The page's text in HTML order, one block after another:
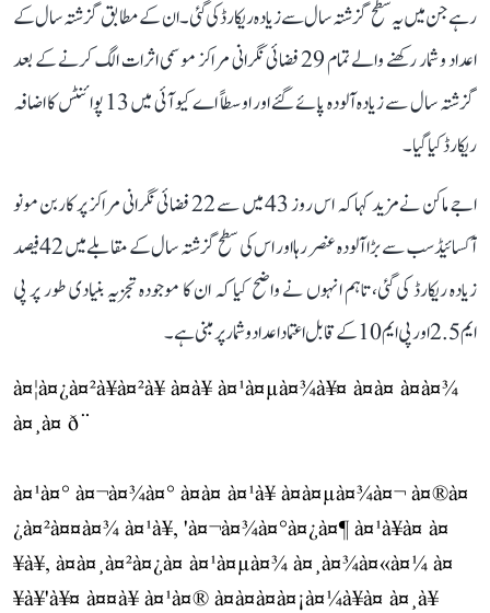
رہے جن میں یہ سطح گزشتہ سال سے زیادہ ریکارڈ کی گئی۔ ان کے مطابق گزشتہ سال کے
اعداد و شمار رکھنے والے تمام 29 فضائی نگرانی مراکز موسمی اثرات الگ کرنے کے بعد
گزشتہ سال سے زیادہ آلودہ پائے گئے اور اوسطاً اے کیو آئی میں 13 پوائنٹس کا اضافہ
ریکارڈ کیا گیا۔
اجے ماکن نے مزید کہا کہ اس روز 43 میں سے 22 فضائی نگرانی مراکز پر کاربن مونو
آکسائیڈ سب سے بڑا آلودہ عنصر رہا اور اس کی سطح گزشتہ سال کے مقابلے میں 42 فیصد
زیادہ ریکارڈ کی گئی، تاہم انہوں نے واضح کیا کہ ان کا موجودہ تجزیہ بنیادی طور پر پی
ایم 2.5 اور پی ایم 10 کے قابل اعتماد اعداد و شمار پر مبنی ہے۔
à¤¦à¤¿à¤²à¥à¤²à¥ à¤à¥ à¤¹à¤µà¤¾à¥¤ à¤à¤ à¤à¤¾
à¤¸à¤ ð¨
à¤¹à¤° à¤¬à¤¾à¤° à¤à¤ à¤¹à¥ à¤à¤µà¤¾à¤¬ à¤®à¤
¿à¤²à¤¤à¤¾ à¤¹à¥, 'à¤¬à¤¾à¤°à¤¿à¤¶ à¤¹à¥à¤ à¤
¥à¥, à¤à¤¸à¤²à¤¿à¤ à¤¹à¤µà¤¾ à¤¸à¤¾à¤«à¤¼ à¤
¥à¥'à¥¤ à¤¤à¥ à¤¹à¤® à¤à¤à¤à¤¡à¤¼à¥à¤ à¤¸à¥